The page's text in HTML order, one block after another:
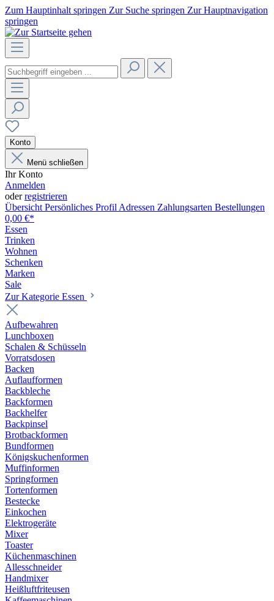
Zum Hauptinhalt springen Zur Suche springen Zur Hauptnavigation
springen
Konto
Menü schließen
Ihr Konto
Anmelden
oderregistrieren
Übersicht Persönliches Profil Adressen Zahlungsarten Bestellungen
0,00 €*
Essen
Trinken
Wohnen
Schenken
Marken
Sale
Zur Kategorie Essen
Aufbewahren
Lunchboxen
Schalen & Schüsseln
Vorratsdosen
Backen
Auflaufformen
Backbleche
Backformen
Backhelfer
Backpinsel
Brotbackformen
Bundformen
Königskuchenformen
Muffinformen
Springformen
Tortenformen
Bestecke
Einkochen
Elektrogeräte
Mixer
Toaster
Küchenmaschinen
Allesschneider
Handmixer
Heißluftfriteusen